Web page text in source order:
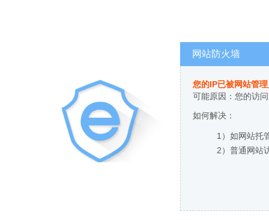
网站防火墙
您的IP已被网站管
可能原因：您的访
如何解决：
1）如网站托
2）普通网站